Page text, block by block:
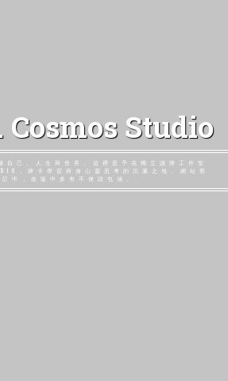
Cosmos Studio
自己、人生與世界。這裡是予花獨立讀牌工作室
，牌卡學習與身心靈思考的沉澱之地。網站舊
訂中，改版中多有不便請包涵。